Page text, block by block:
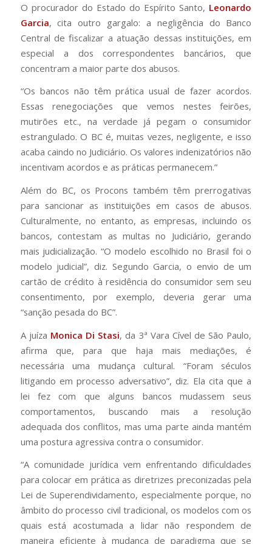
O procurador do Estado do Espírito Santo, Leonardo
Garcia, cita outro gargalo: a negligência do Banco
Central de fiscalizar a atuação dessas instituições, em
especial a dos correspondentes bancários, que
concentram a maior parte dos abusos.
“Os bancos não têm prática usual de fazer acordos.
Essas renegociações que vemos nestes feirões,
mutirões etc., na verdade já pegam o consumidor
estrangulado. O BC é, muitas vezes, negligente, e isso
acaba caindo no Judiciário. Os valores indenizatórios não
incentivam acordos e as práticas permanecem.”
Além do BC, os Procons também têm prerrogativas
para sancionar as instituições em casos de abusos.
Culturalmente, no entanto, as empresas, incluindo os
bancos, contestam as multas no Judiciário, gerando
mais judicialização. “O modelo escolhido no Brasil foi o
modelo judicial”, diz. Segundo Garcia, o envio de um
cartão de crédito à residência do consumidor sem seu
consentimento, por exemplo, deveria gerar uma
“sanção pesada do BC”.
A juíza Monica Di Stasi, da 3ª Vara Cível de São Paulo,
afirma que, para que haja mais mediações, é
necessária uma mudança cultural. “Foram séculos
litigando em processo adversativo”, diz. Ela cita que a
lei fez com que alguns bancos mudassem seus
comportamentos, buscando mais a resolução
adequada dos conflitos, mas uma parte ainda mantém
uma postura agressiva contra o consumidor.
“A comunidade jurídica vem enfrentando dificuldades
para colocar em prática as diretrizes preconizadas pela
Lei de Superendividamento, especialmente porque, no
âmbito do processo civil tradicional, os modelos com os
quais está acostumada a lidar não respondem de
maneira eficiente à mudança de paradigma que se